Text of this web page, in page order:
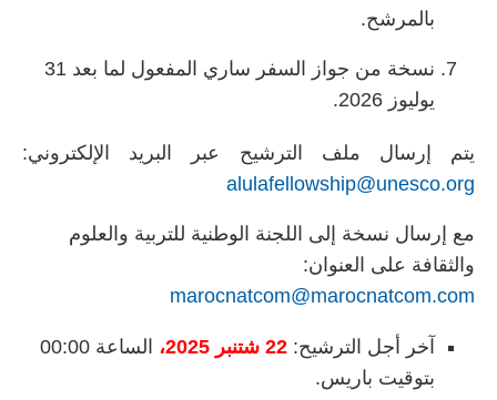
بالمرشح.
نسخة من جواز السفر ساري المفعول لما بعد 31
يوليوز 2026.
يتم إرسال ملف الترشيح عبر البريد الإلكتروني:
alulafellowship@unesco.org
مع إرسال نسخة إلى اللجنة الوطنية للتربية والعلوم
والثقافة على العنوان:
marocnatcom@marocnatcom.com
آخر أجل الترشيح: 22 شتنبر 2025،
الساعة 00:00
بتوقيت باريس.